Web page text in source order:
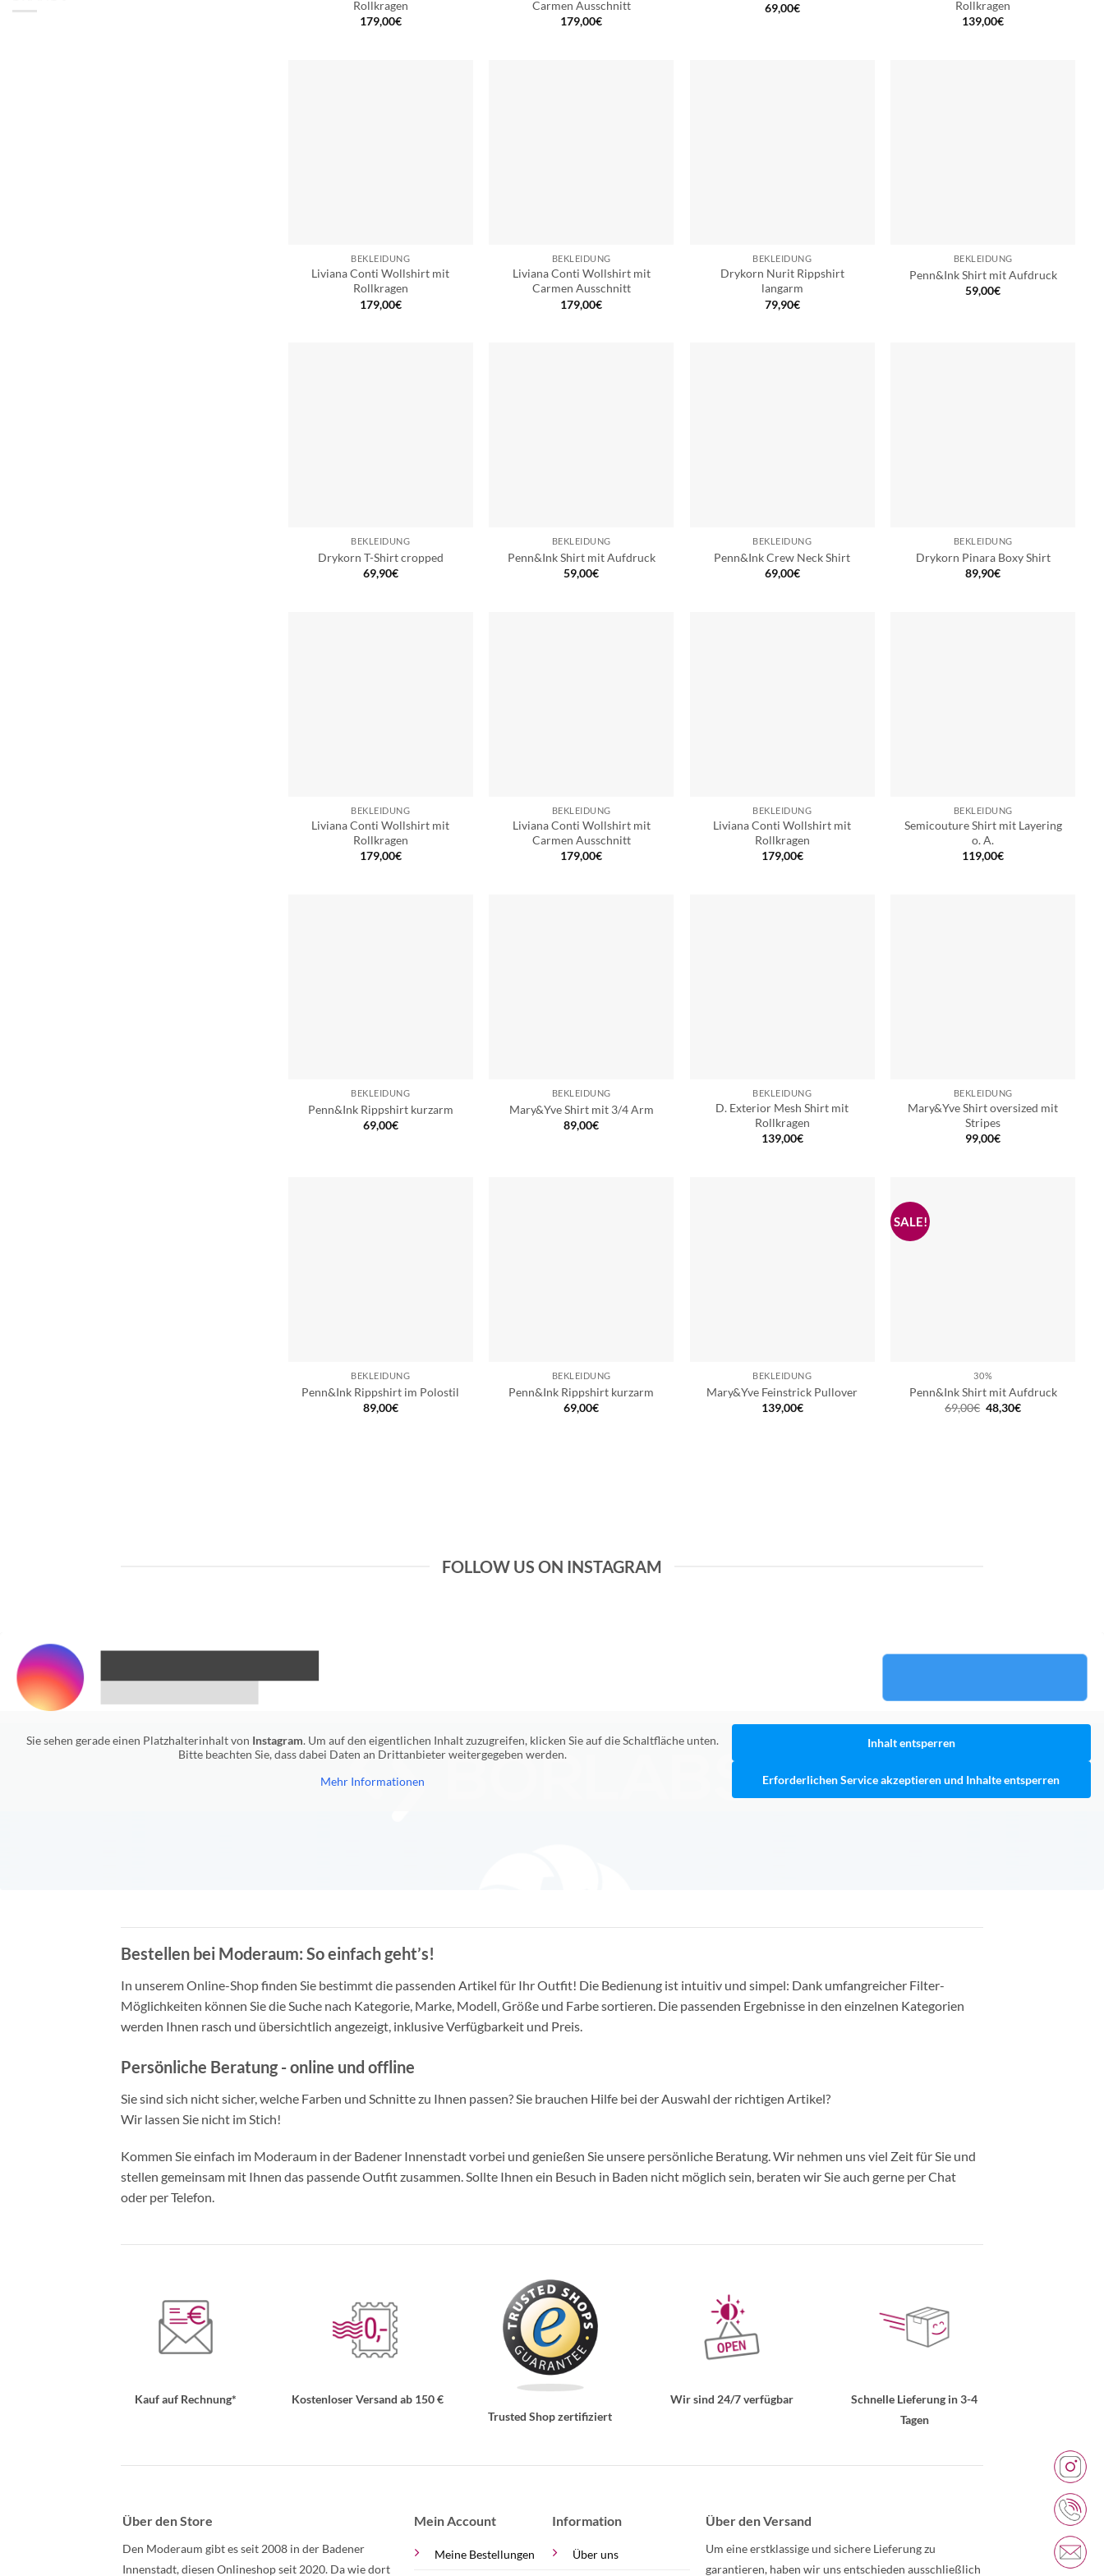
Rollkragen
179,00€
Carmen Ausschnitt
179,00€
69,00€
Rollkragen
139,00€
BEKLEIDUNG
Liviana Conti Wollshirt mit
Rollkragen
179,00€
BEKLEIDUNG
Liviana Conti Wollshirt mit
Carmen Ausschnitt
179,00€
BEKLEIDUNG
Drykorn Nurit Rippshirt
langarm
79,90€
BEKLEIDUNG
Penn&Ink Shirt mit Aufdruck
59,00€
BEKLEIDUNG
Drykorn T-Shirt cropped
69,90€
BEKLEIDUNG
Penn&Ink Shirt mit Aufdruck
59,00€
BEKLEIDUNG
Penn&Ink Crew Neck Shirt
69,00€
BEKLEIDUNG
Drykorn Pinara Boxy Shirt
89,90€
BEKLEIDUNG
Liviana Conti Wollshirt mit
Rollkragen
179,00€
BEKLEIDUNG
Liviana Conti Wollshirt mit
Carmen Ausschnitt
179,00€
BEKLEIDUNG
Liviana Conti Wollshirt mit
Rollkragen
179,00€
BEKLEIDUNG
Semicouture Shirt mit Layering
o. A.
119,00€
BEKLEIDUNG
Penn&Ink Rippshirt kurzarm
69,00€
BEKLEIDUNG
Mary&Yve Shirt mit 3/4 Arm
89,00€
BEKLEIDUNG
D. Exterior Mesh Shirt mit
Rollkragen
139,00€
BEKLEIDUNG
Mary&Yve Shirt oversized mit
Stripes
99,00€
BEKLEIDUNG
Penn&Ink Rippshirt im Polostil
89,00€
BEKLEIDUNG
Penn&Ink Rippshirt kurzarm
69,00€
BEKLEIDUNG
Mary&Yve Feinstrick Pullover
139,00€
30%
Penn&Ink Shirt mit Aufdruck
69,00€ Ursprünglicher
Preis
48,30€Aktueller
FOLLOW US ON INSTAGRAM
Sie sehen gerade einen Platzhalterinhalt von Instagram. Um auf den eigentlichen Inhalt zuzugreifen, klicken Sie auf die Schaltfläche unten.
Bitte beachten Sie, dass dabei Daten an Drittanbieter weitergegeben werden.
Mehr Informationen
Inhalt entsperren
Erforderlichen Service akzeptieren und Inhalte entsperren
Bestellen bei Moderaum: So einfach geht’s!
In unserem Online-Shop finden Sie bestimmt die passenden Artikel für Ihr Outfit! Die Bedienung ist intuitiv und simpel: Dank umfangreicher Filter-
Möglichkeiten können Sie die Suche nach Kategorie, Marke, Modell, Größe und Farbe sortieren. Die passenden Ergebnisse in den einzelnen Kategorien
werden Ihnen rasch und übersichtlich angezeigt, inklusive Verfügbarkeit und Preis.
Persönliche Beratung - online und offline
Sie sind sich nicht sicher, welche Farben und Schnitte zu Ihnen passen? Sie brauchen Hilfe bei der Auswahl der richtigen Artikel?
Wir lassen Sie nicht im Stich!
Kommen Sie einfach im Moderaum in der Badener Innenstadt vorbei und genießen Sie unsere persönliche Beratung. Wir nehmen uns viel Zeit für Sie und
stellen gemeinsam mit Ihnen das passende Outfit zusammen. Sollte Ihnen ein Besuch in Baden nicht möglich sein, beraten wir Sie auch gerne per Chat
oder per Telefon.
Kauf auf Rechnung*
Kostenloser Versand ab 150 €
Trusted Shop zertifiziert
Wir sind 24/7 verfügbar
Schnelle Lieferung in 3-4
Tagen
Über den Store
Den Moderaum gibt es seit 2008 in der Badener
Innenstadt, diesen Onlineshop seit 2020. Da wie dort
Mein Account
Meine Bestellungen
Information
Über uns
Über den Versand
Um eine erstklassige und sichere Lieferung zu
garantieren, haben wir uns entschieden ausschließlich